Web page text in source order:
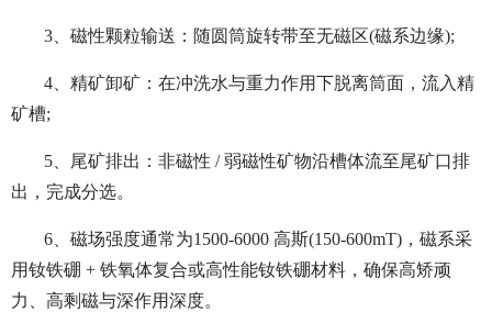
3、磁性颗粒输送：随圆筒旋转带至无磁区(磁系边缘);
4、精矿卸矿：在冲洗水与重力作用下脱离筒面，流入精
矿槽;
5、尾矿排出：非磁性 / 弱磁性矿物沿槽体流至尾矿口排
出，完成分选。
6、磁场强度通常为1500-6000 高斯(150-600mT)，磁系采
用钕铁硼 + 铁氧体复合或高性能钕铁硼材料，确保高矫顽
力、高剩磁与深作用深度。